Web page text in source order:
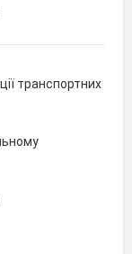
транспортних